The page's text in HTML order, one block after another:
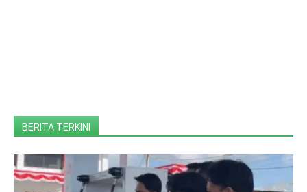
BERITA TERKINI